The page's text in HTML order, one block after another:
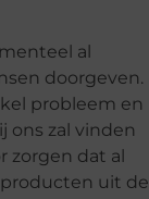
al
doorgeven.
probleem en
ons zal vinden
zorgen dat al
uit de